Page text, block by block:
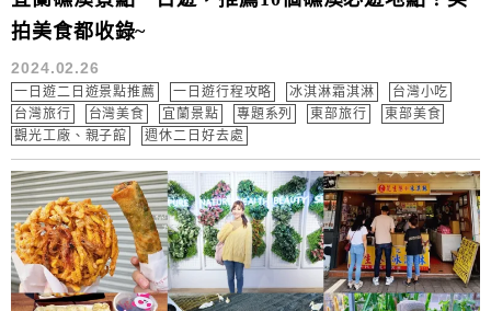
拍美食都收錄~
2024.02.26
一日遊二日遊景點推薦 一日遊行程攻略 冰淇淋霜淇淋
台灣小吃
台灣旅行
台灣美食 宜蘭景點 專題系列 東部旅行
東部美食
觀光工廠、親子館
週休二日好去處